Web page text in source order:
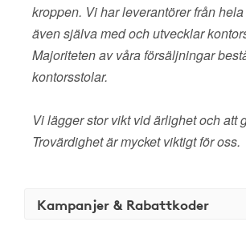
kroppen. Vi har leverantörer från
även själva med och utvecklar
Majoriteten av våra försäljningar
kontorsstolar.
Vi lägger stor vikt vid ärlighet och att
Trovärdighet är mycket viktigt för oss.
Kampanjer & Rabattkoder